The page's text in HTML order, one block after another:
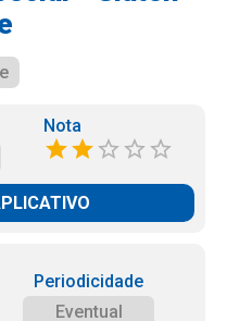
Nota
Periodicidade
Eventual